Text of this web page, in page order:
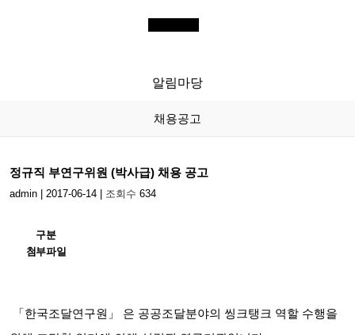
KIP
알림마당
채용공고
정규직 부연구위원 (박사급) 채용 공고
admin 2017-06-14 조회수 634
구분
첨부파일
「한국조달연구원」 은 공공조달분야의 씽크탱크 역할 수행을